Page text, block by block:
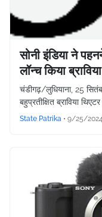
सोनी इंडिया ने
लॉन्च किया
चंडीगढ़/लुधियाना, 25
बहुप्रतीक्षित ब्राविया
State Patrika • 9/25/